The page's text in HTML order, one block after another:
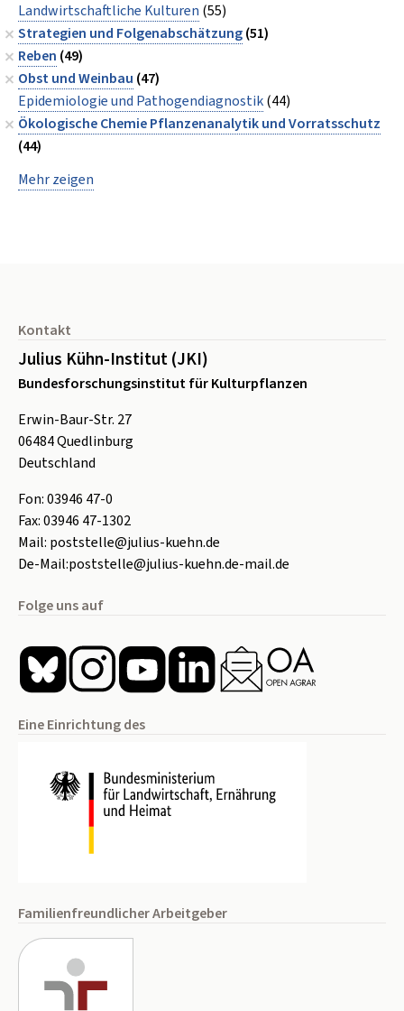
Landwirtschaftliche Kulturen (55)
Strategien und Folgenabschätzung(51)
Reben (49)
Obst und Weinbau (47)
Epidemiologie und Pathogendiagnostik(44)
Ökologische Chemie Pflanzenanalytik und Vorratsschutz
(44)
Mehr zeigen
Kontakt
Julius Kühn-Institut (JKI)
Bundesforschungsinstitut für Kulturpflanzen
Erwin-Baur-Str. 27
06484Quedlinburg
Deutschland
Fon:03946 47-0
Fax:03946 47-1302
Mail: poststelle@julius-kuehn.de
De-Mail:poststelle@julius-kuehn.de-mail.de
Folge uns auf
Eine Einrichtung des
Familienfreundlicher Arbeitgeber